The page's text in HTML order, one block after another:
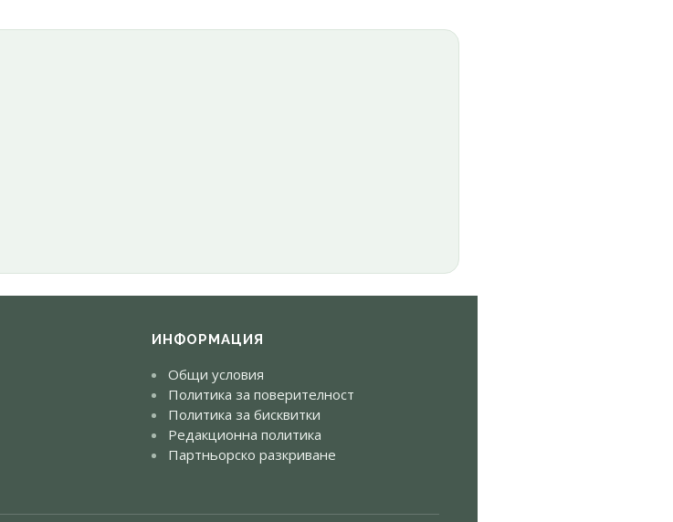
ИНФОРМАЦИЯ
Общи условия
Политика за поверителност
Политика за бисквитки
Редакционна политика
Партньорско разкриване